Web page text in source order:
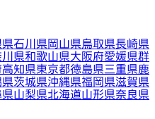
石川県岡山県鳥取県長崎県
県和歌山県大阪府愛媛県群
高知県東京都徳島県三重県鹿
茨城県沖縄県福岡県滋賀県
山梨県北海道山形県奈良県